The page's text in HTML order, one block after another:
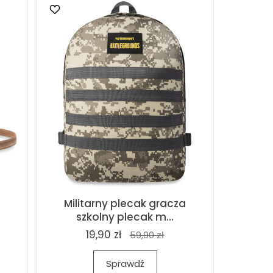
Militarny plecak gracza
szkolny plecak m...
19,90 zł
59,90 zł
Sprawdź